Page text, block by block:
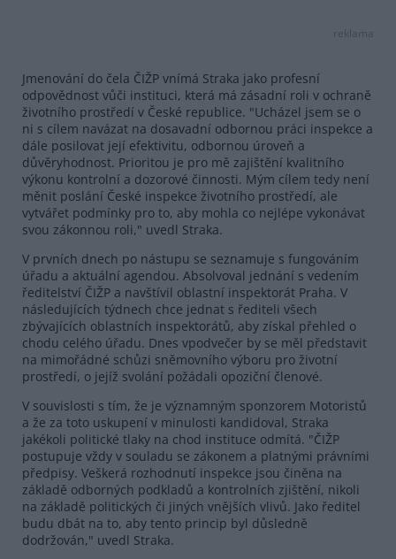
reklama
Jmenování do čela ČIŽP vnímá Straka jako profesní
odpovědnost vůči instituci, která má zásadní roli v ochraně
životního prostředí v České republice. "Ucházel jsem se o
ni s cílem navázat na dosavadní odbornou práci inspekce a
dále posilovat její efektivitu, odbornou úroveň a
důvěryhodnost. Prioritou je pro mě zajištění kvalitního
výkonu kontrolní a dozorové činnosti. Mým cílem tedy není
měnit poslání České inspekce životního prostředí, ale
vytvářet podmínky pro to, aby mohla co nejlépe vykonávat
svou zákonnou roli," uvedl Straka.
V prvních dnech po nástupu se seznamuje s fungováním
úřadu a aktuální agendou. Absolvoval jednání s vedením
ředitelství ČIŽP a navštívil oblastní inspektorát Praha. V
následujících týdnech chce jednat s řediteli všech
zbývajících oblastních inspektorátů, aby získal přehled o
chodu celého úřadu. Dnes vpodvečer by se měl představit
na mimořádné schůzi sněmovního výboru pro životní
prostředí, o jejíž svolání požádali opoziční členové.
V souvislosti s tím, že je významným sponzorem Motoristů
a že za toto uskupení v minulosti kandidoval, Straka
jakékoli politické tlaky na chod instituce odmítá. "ČIŽP
postupuje vždy v souladu se zákonem a platnými právními
předpisy. Veškerá rozhodnutí inspekce jsou činěna na
základě odborných podkladů a kontrolních zjištění, nikoli
na základě politických či jiných vnějších vlivů. Jako ředitel
budu dbát na to, aby tento princip byl důsledně
dodržován," uvedl Straka.